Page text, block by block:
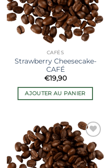
CAFÉS
Strawberry Cheesecake-
CAFÉ
€19,90
AJOUTER AU PANIER
Ajouter
à la liste
de
souhaits